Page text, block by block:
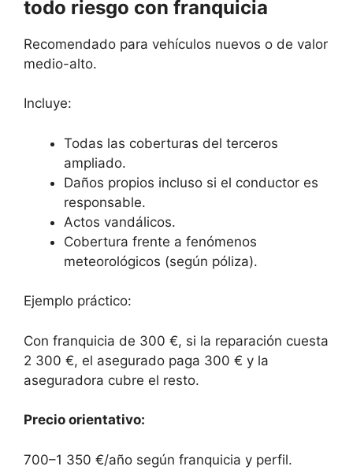
todo riesgo con franquicia
Recomendado para vehículos nuevos o de valor
medio-alto.
Incluye:
Todas las coberturas del terceros
ampliado.
Daños propios incluso si el conductor es
responsable.
Actos vandálicos.
Cobertura frente a fenómenos
meteorológicos (según póliza).
Ejemplo práctico:
Con franquicia de 300 €, si la reparación cuesta
2 300 €, el asegurado paga 300 € y la
aseguradora cubre el resto.
Precio orientativo:
700–1 350 €/año según franquicia y perfil.